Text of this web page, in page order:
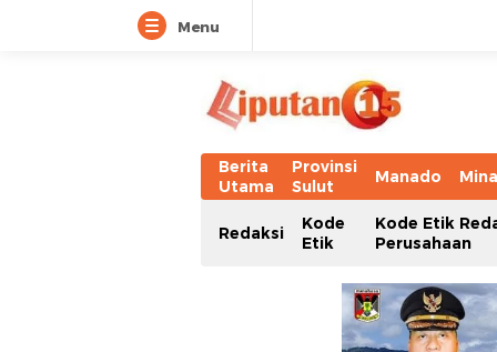
Menu
Berita
Utama
Provinsi
Sulut
Manado
Redaksi
Kode
Etik
Kode Etik
Perusahaan